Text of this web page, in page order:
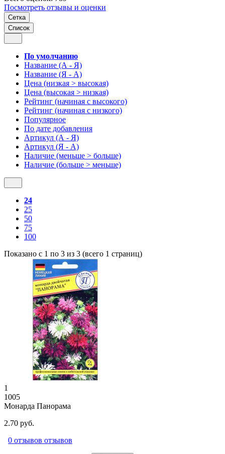
Посмотреть отзывы и оценки
Сетка
Список
По умолчанию
Название (А - Я)
Название (Я - А)
Цена (низкая > высокая)
Цена (высокая > низкая)
Рейтинг (начиная с высокого)
Рейтинг (начиная с низкого)
Популярное
По дате добавления
Артикул (А - Я)
Артикул (Я - А)
Наличие (меньше > больше)
Наличие (больше > меньше)
24
25
50
75
100
Показано с 1 по 3 из 3 (всего 1 страниц)
1
1005
Монарда Панорама
2.70 руб.
0 отзывов отзывов